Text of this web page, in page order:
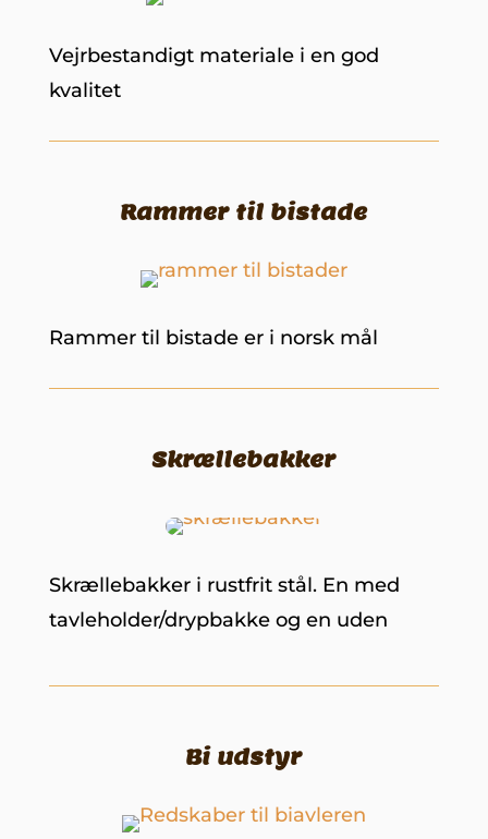
Vejrbestandigt materiale i en god
kvalitet
Rammer til bistade
Rammer til bistade er i norsk mål
Skrællebakker
Skrællebakker i rustfrit stål. En med
tavleholder/drypbakke og en uden
Bi udstyr